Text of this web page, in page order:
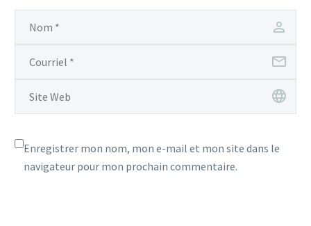
Enregistrer mon nom, mon e-mail et mon site dans le
navigateur pour mon prochain commentaire.